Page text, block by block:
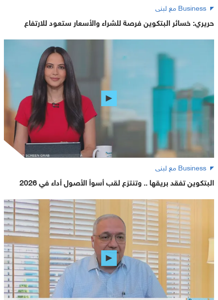
Business مع لبنى
حريري: خسائر البتكوين فرصة للشراء والأسعار ستعود للارتفاع
Business مع لبنى
البتكوين تفقد بريقها .. وتنتزع لقب أسوأ الأصول أداء في 2026